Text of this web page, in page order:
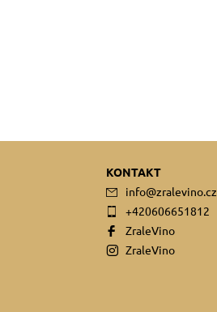
KONTAKT
info@zralevino.cz
+420606651812
ZraleVino
ZraleVino